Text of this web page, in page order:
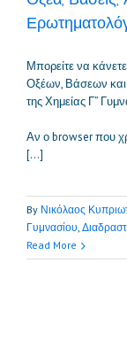
Μπορείτε να
Οξέων, Βάσεων και
της Χημείας Γ”
Αν ο browser που
[…]
By Νικόλαος
Γυμνασίου,
Read More